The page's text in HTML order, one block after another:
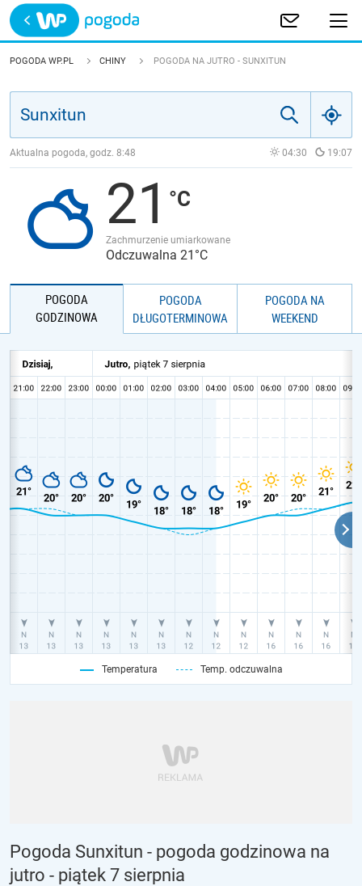
Trwa ładowanie
POLSKA
JAKOŚĆ POWIETRZA
POGODA WP.PL CHINY POGODA NA JUTRO - SUNXITUN
Aktualna pogoda, godz. 8:48 04:30 19:07
21
Zachmurzenie umiarkowane
Odczuwalna 21°C
POGODA
GODZINOWA
POGODA
DŁUGOTERMINOWA
POGODA NA
WEEKEND
Temperatura Temp. odczuwalna
Pogoda Sunxitun - pogoda godzinowa na
jutro - piątek 7 sierpnia